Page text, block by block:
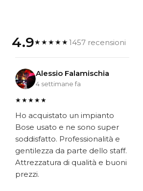
4.9★★★★★1457 recensioni
Alessio Falamischia
4 settimane fa
★★★★★
Ho acquistato un impianto
Bose usato e ne sono super
soddisfatto. Professionalità e
gentilezza da parte dello staff.
Attrezzatura di qualità e buoni
prezzi.